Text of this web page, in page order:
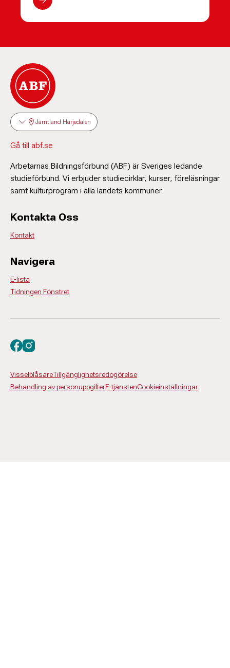
Jämtland Härjedalen
Gå till abf.se
Arbetarnas Bildningsförbund (ABF) är Sveriges ledande
studieförbund. Vi erbjuder studiecirklar, kurser, föreläsningar
samt kulturprogram i alla landets kommuner.
Kontakta Oss
Kontakt
Navigera
E-lista
Tidningen Fönstret
VisselblåsareTillgänglighetsredogörelse
Behandling av personuppgifterE-tjänstenCookieinställningar
Besök oss på facebook
Besök oss på instagram